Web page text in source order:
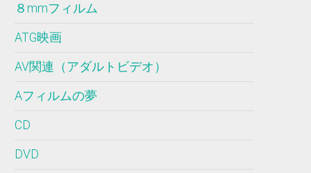
８mmフィルム
ATG映画
AV関連（アダルトビデオ）
Aフィルムの夢
CD
DVD